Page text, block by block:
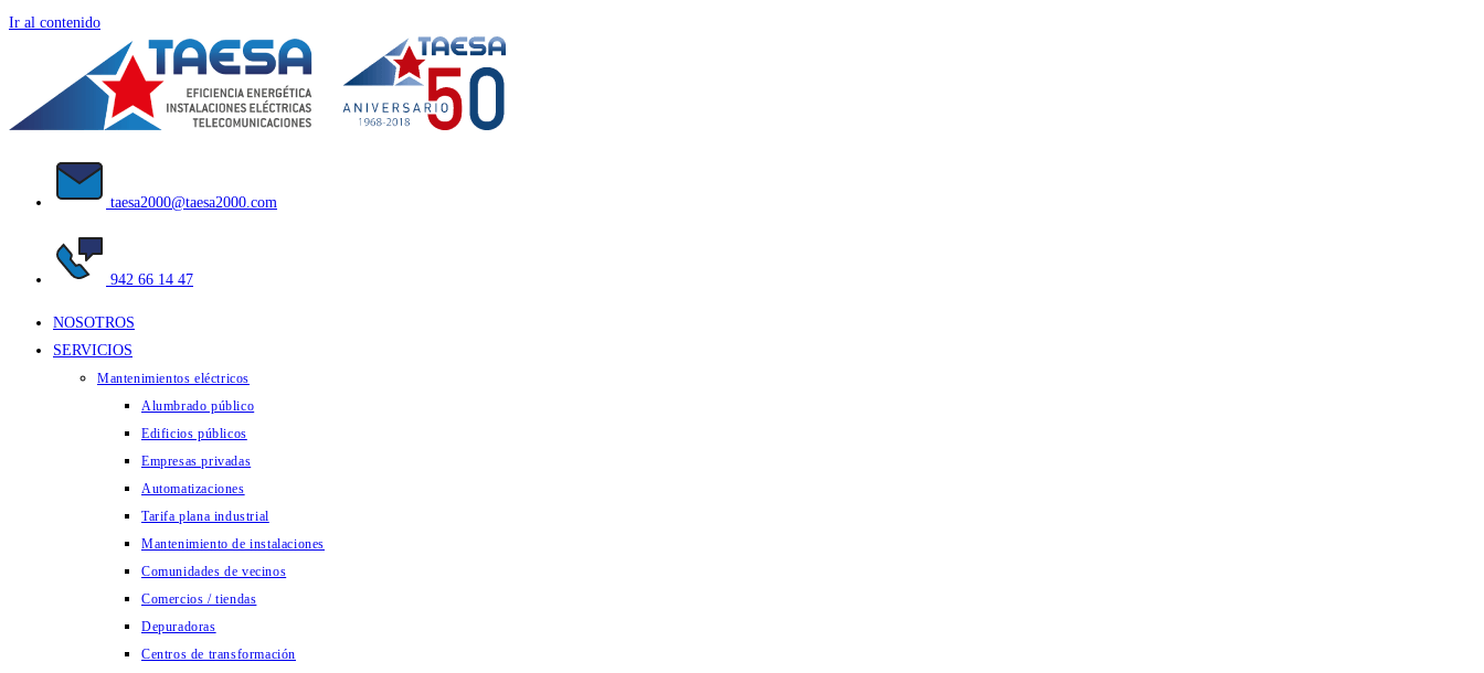
Ir al contenido
taesa2000@taesa2000.com
942 66 14 47
NOSOTROS
SERVICIOS
Mantenimientos eléctricos
Alumbrado público
Edificios públicos
Empresas privadas
Automatizaciones
Tarifa plana industrial
Mantenimiento de instalaciones
Comunidades de vecinos
Comercios / tiendas
Depuradoras
Centros de transformación